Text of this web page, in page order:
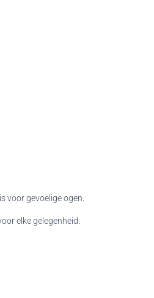
voor gevoelige ogen.
elke gelegenheid.